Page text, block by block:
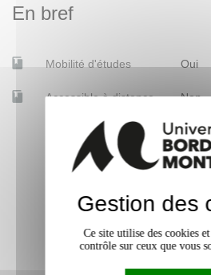
En bref
Mobilité d'études Oui
Accessible à distance Non
Gestion des
Ce site utilise des cookies
contrôle sur ceux que vous